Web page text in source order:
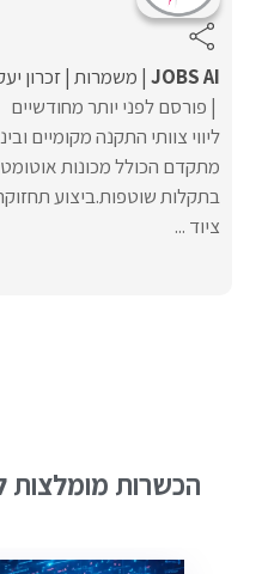
JOBS AI משמרות זכרון
פורסם לפני יותר מחודשיים
ליווי צוותי התקנה מקומיים
מתקדם הכולל מכונות
בתקלות שוטפות.ביצוע
ציוד ...
הכשרות מומלצות